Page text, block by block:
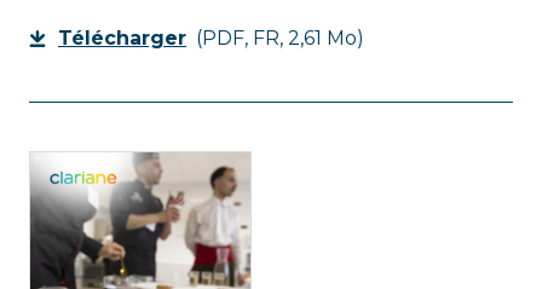
Télécharger (PDF, FR, 2,61 Mo)